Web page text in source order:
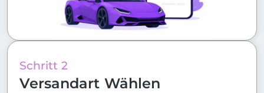
Schritt 2
Versandart Wählen